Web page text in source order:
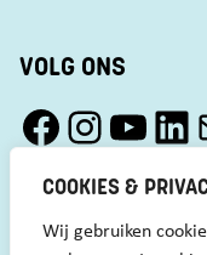
COOKIES &
Wij gebruiken
VOLG ONS
Facebook Pact Zaandam OostInstagram Pact Zaandam OostYouTube Pact Zaandam Oost